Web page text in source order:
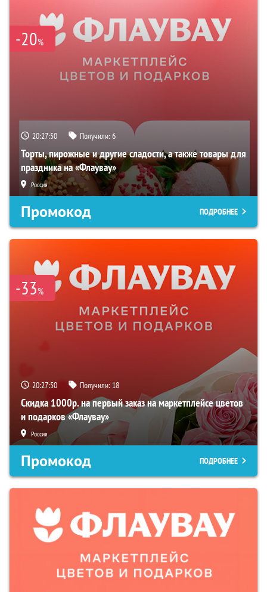
-20%
20:27:49 Получили:6
Торты, пирожные и другие сладости, а также товары для
праздника на «Флаувау»
Россия
Промокод ПОДРОБНЕЕ
-33%
20:27:49 Получили: 18
Скидка 1000р. на первый заказ на маркетплейсе цветов
и подарков «Флаувау»
Россия
Промокод ПОДРОБНЕЕ